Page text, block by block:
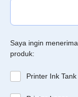
Saya ingin
produk:
Printer Ink Tank